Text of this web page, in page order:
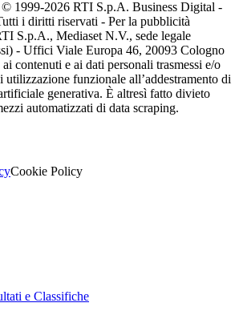
1999-2026 RTI S.p.A. Business Digital -
i diritti riservati - Per la pubblicità
S.p.A., Mediaset N.V., sede legale
- Uffici Viale Europa 46, 20093 Cologno
contenuti e ai dati personali trasmessi e/o
funzionale all’addestramento di
generativa. È altresì fatto divieto
automatizzati di data scraping.
Cookie Policy
e Classifiche